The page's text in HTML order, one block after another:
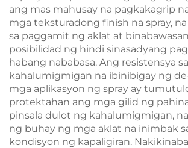
ang mas mahusay na pagkakagrip
mga teksturadong finish na spray,
sa paggamit ng aklat at
posibilidad ng hindi sinasadyang
habang nababasa. Ang resistensya sa
kahalumigmigan na ibinibigay ng
mga aplikasyon ng spray ay
protektahan ang mga gilid ng
pinsala dulot ng kahalumigmigan,
ng buhay ng mga aklat na inimbak
kondisyon ng kapaligiran.